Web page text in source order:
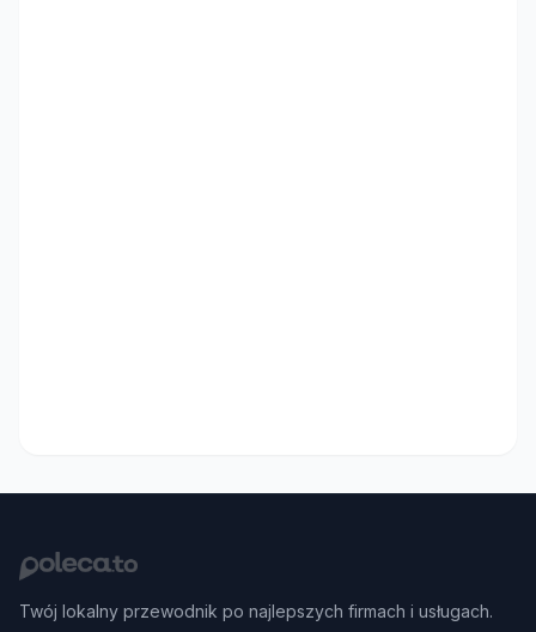
Twój lokalny przewodnik po najlepszych firmach i usługach.